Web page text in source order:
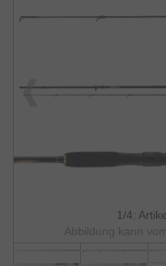
1/4:
Abbildung kann